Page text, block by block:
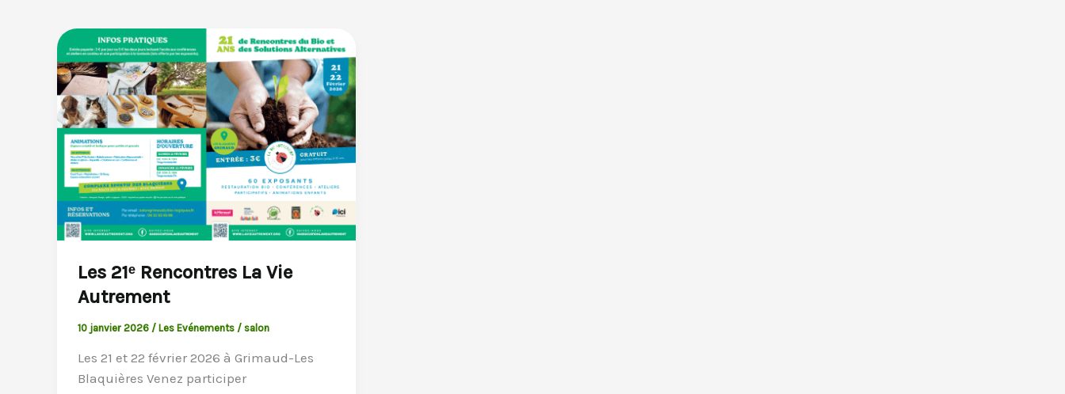
Les 21ᵉ Rencontres La Vie
Autrement
10 janvier 2026 / Les Evénements/ salon
Les 21 et 22 février 2026 à Grimaud-Les
Blaquières Venez participer